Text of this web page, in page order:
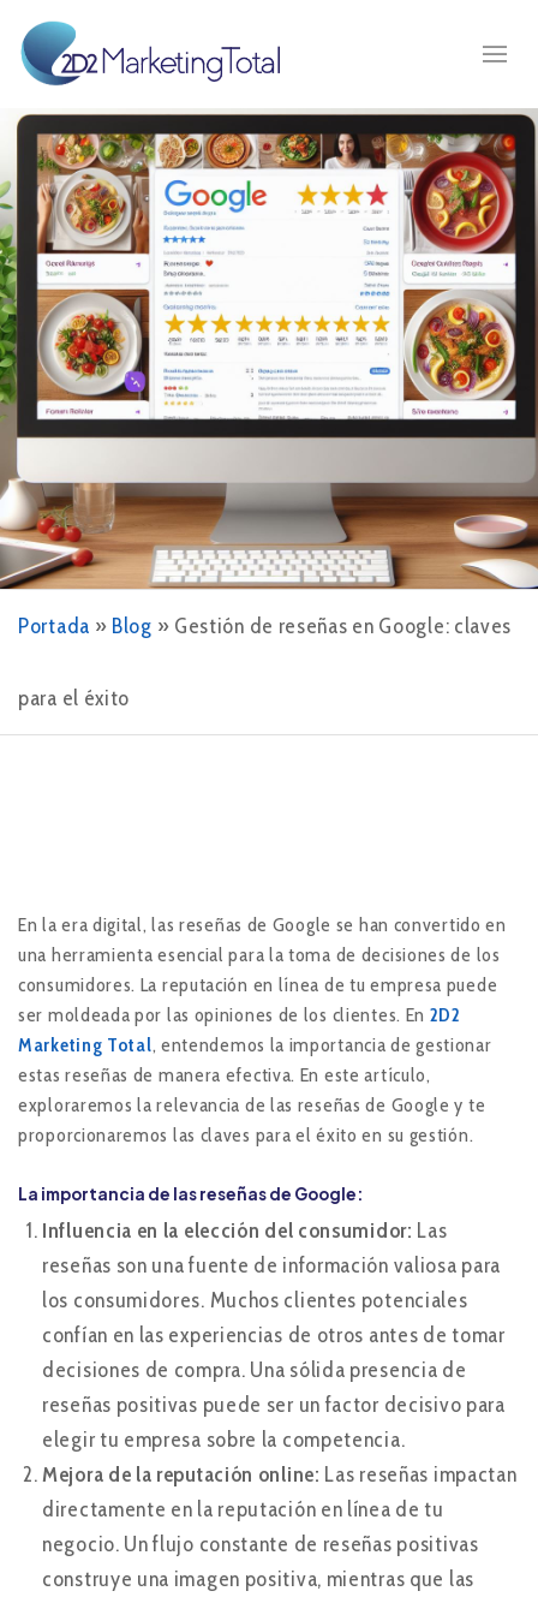
Portada » Blog » Gestión de reseñas en Google: claves
para el éxito
En la era digital, las reseñas de Google se han convertido en
una herramienta esencial para la toma de decisiones de los
consumidores. La reputación en línea de tu empresa puede
ser moldeada por las opiniones de los clientes. En 2D2
Marketing Total, entendemos la importancia de gestionar
estas reseñas de manera efectiva. En este artículo,
exploraremos la relevancia de las reseñas de Google y te
proporcionaremos las claves para el éxito en su gestión.
La importancia de las reseñas de Google:
Influencia en la elección del consumidor: Las
reseñas son una fuente de información valiosa para
los consumidores. Muchos clientes potenciales
confían en las experiencias de otros antes de tomar
decisiones de compra. Una sólida presencia de
reseñas positivas puede ser un factor decisivo para
elegir tu empresa sobre la competencia.
Mejora de la reputación online: Las reseñas impactan
directamente en la reputación en línea de tu
negocio. Un flujo constante de reseñas positivas
construye una imagen positiva, mientras que las